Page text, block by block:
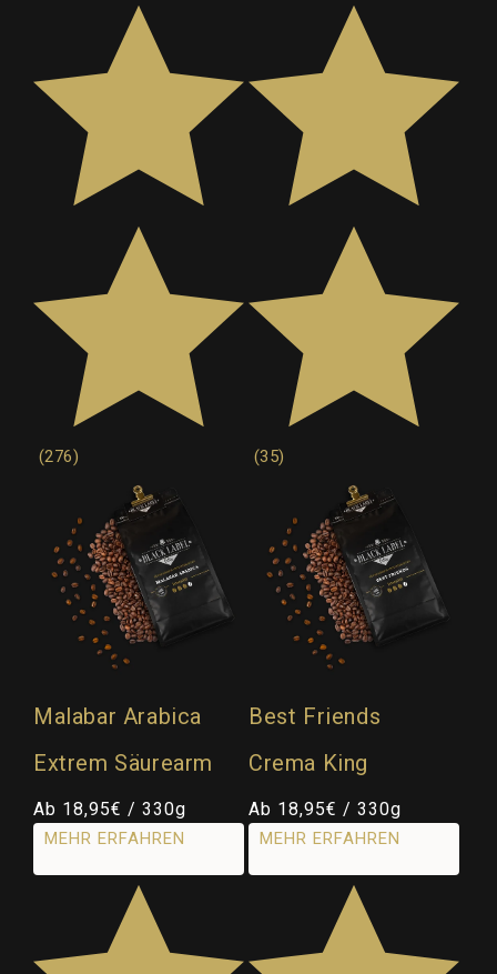
(276)
Malabar Arabica
Extrem Säurearm
Normaler
Preis
Ab 18,95€ / 330g
MEHR ERFAHREN
(35)
Best Friends
Crema King
Normaler
Preis
Ab 18,95€ / 330g
MEHR ERFAHREN